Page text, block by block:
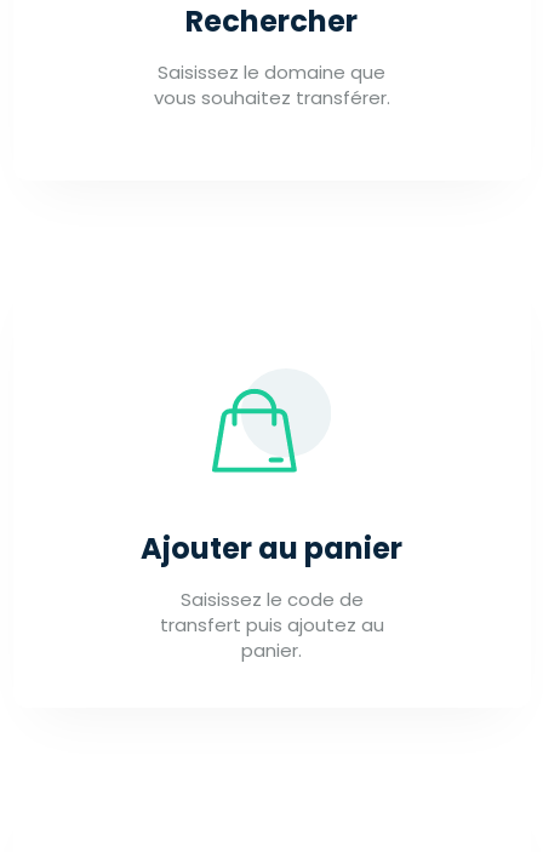
Rechercher
Saisissez le domaine que
vous souhaitez transférer.
Ajouter au panier
Saisissez le code de
transfert puis ajoutez au
panier.